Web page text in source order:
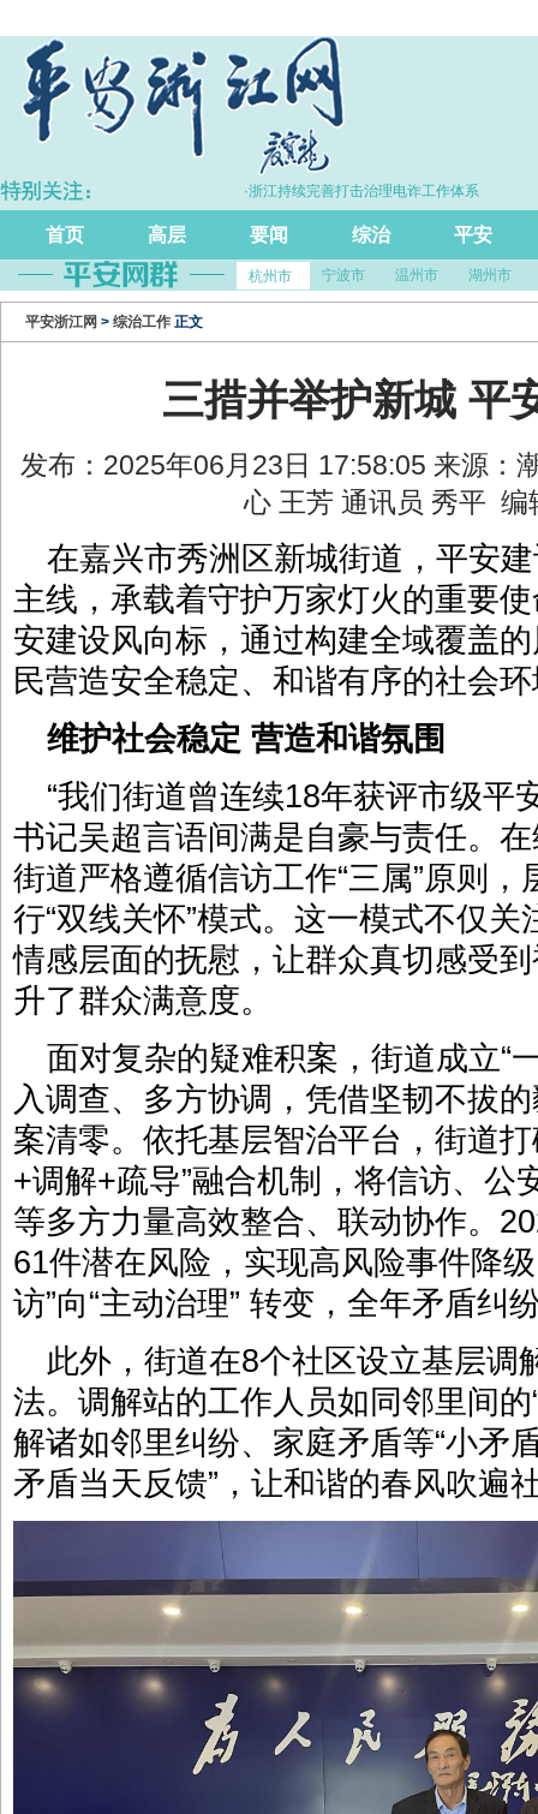
5.7% ·浙江持续完善打击治理电诈工作体系
首页 高层 要闻 综治 平安
杭州市 宁波市 温州市 湖州市
平安浙江网 > 综治工作 正文
三措并举护新城 平
发布：2025年06月23日 17:58:05 来源：
心 王芳 通讯员 秀平
在嘉兴市秀洲区新城街道，平安
主线，承载着守护万家灯火的重要
安建设风向标，通过构建全域覆盖
民营造安全稳定、和谐有序的社会
维护社会稳定 营造和谐氛围
“我们街道曾连续18年获评市级平
书记吴超言语间满是自豪与责任。
街道严格遵循信访工作“三属”原则
行“双线关怀”模式。这一模式不仅
情感层面的抚慰，让群众真切感受
升了群众满意度。
面对复杂的疑难积案，街道成立“
入调查、多方协调，凭借坚韧不拔
案清零。依托基层智治平台，街道
+调解+疏导”融合机制，将信访、公
等多方力量高效整合、联动协作。
61件潜在风险，实现高风险事件降
访”向“主动治理” 转变，全年矛盾纠
此外，街道在8个社区设立基层调
法。调解站的工作人员如同邻里间
解诸如邻里纠纷、家庭矛盾等“小矛
矛盾当天反馈”，让和谐的春风吹遍